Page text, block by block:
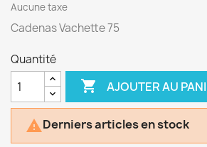
Aucune taxe
Cadenas Vachette 75
Quantité
 AJOUTER AU
Derniers articles en stock